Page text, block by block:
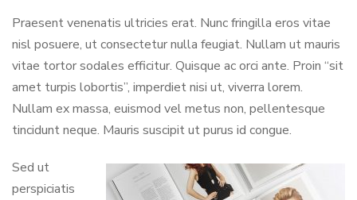
Praesent venenatis ultricies erat. Nunc fringilla eros vitae
nisl posuere, ut consectetur nulla feugiat. Nullam ut mauris
vitae tortor sodales efficitur. Quisque ac orci ante. Proin “sit
amet turpis lobortis”, imperdiet nisi ut, viverra lorem.
Nullam ex massa, euismod vel metus non, pellentesque
tincidunt neque. Mauris suscipit ut purus id congue.
Sed ut
perspiciatis